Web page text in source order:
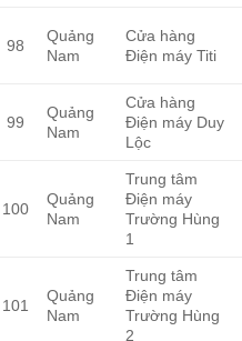
98
Quảng
Nam
Cửa hàng
Điện máy Titi
99
Quảng
Nam
Cửa hàng
Điện máy Duy
Lộc
100
Quảng
Nam
Trung tâm
Điện máy
Trường Hùng
1
101
Quảng
Nam
Trung tâm
Điện máy
Trường Hùng
2